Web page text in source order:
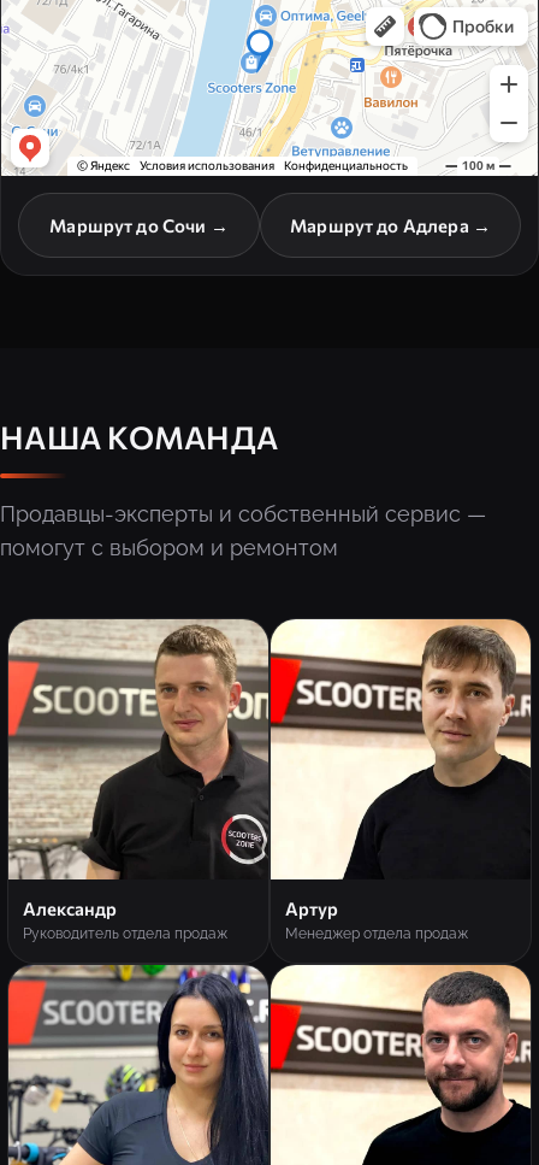
Маршрут до Сочи → Маршрут до Адлера →
НАША КОМАНДА
Продавцы-эксперты и собственный сервис —
помогут с выбором и ремонтом
Александр
Руководитель отдела продаж
Артур
Менеджер отдела продаж